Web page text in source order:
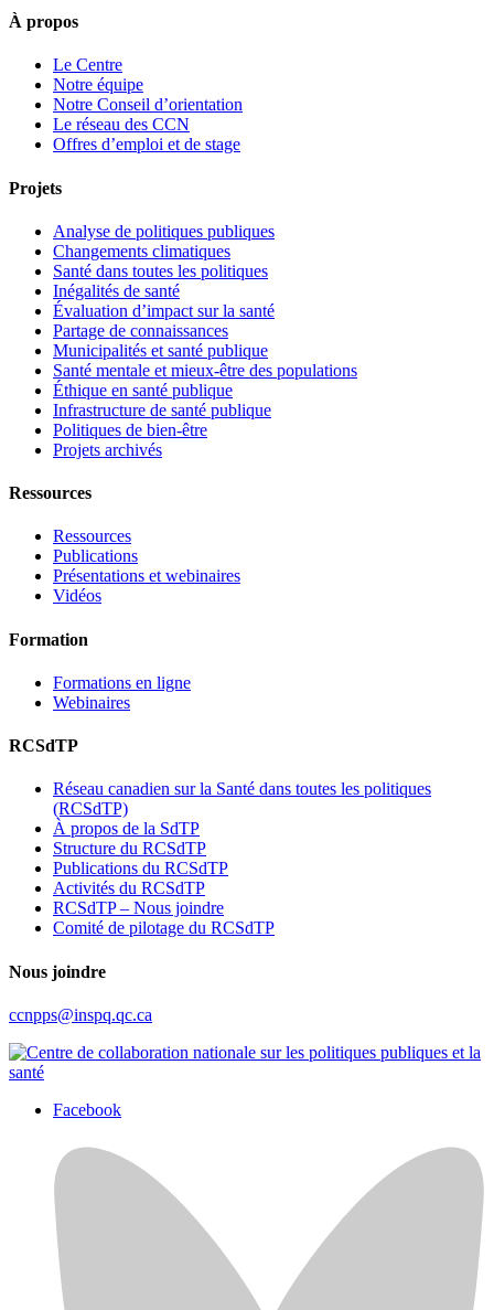
À propos
Le Centre
Notre équipe
Notre Conseil d’orientation
Le réseau des CCN
Offres d’emploi et de stage
Projets
Analyse de politiques publiques
Changements climatiques
Santé dans toutes les politiques
Inégalités de santé
Évaluation d’impact sur la santé
Partage de connaissances
Municipalités et santé publique
Santé mentale et mieux-être des populations
Éthique en santé publique
Infrastructure de santé publique
Politiques de bien-être
Projets archivés
Ressources
Ressources
Publications
Présentations et webinaires
Vidéos
Formation
Formations en ligne
Webinaires
RCSdTP
Réseau canadien sur la Santé dans toutes les politiques
(RCSdTP)
À propos de la SdTP
Structure du RCSdTP
Publications du RCSdTP
Activités du RCSdTP
RCSdTP – Nous joindre
Comité de pilotage du RCSdTP
Nous joindre
ccnpps@inspq.qc.ca
Facebook